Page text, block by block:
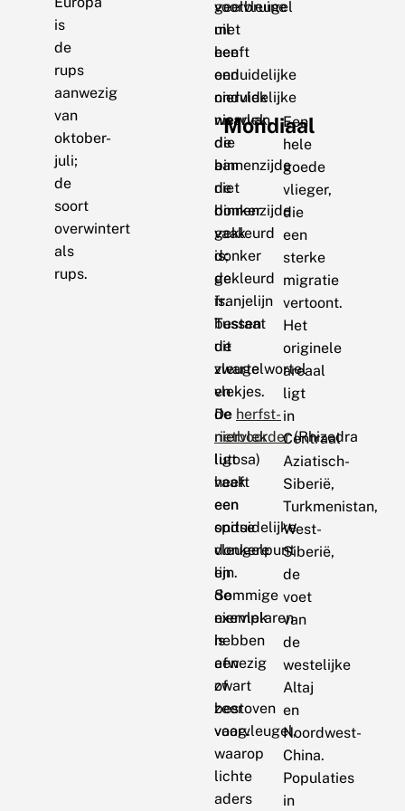
is
de
rups
aanwezig
van
oktober-
juli;
de
soort
overwintert
als
rups.
geelbruine
uil
heeft
een
onduidelijke
niervlek
die
aan
de
binnenzijde
vaak
donker
gekleurd
is.
Tussen
de
vleugelwortel
en
de
niervlek
ligt
vaak
een
onduidelijke
donkere
lijn.
Sommige
exemplaren
hebben
een
zwart
bestoven
voorvleugel,
waarop
lichte
aders
voorvleugel
met
een
onduidelijke
niervlek
waarvan
de
binnenzijde
niet
donker
gekleurd
is;
de
franjelijn
bestaat
uit
zwarte
vlekjes.
De herfst-
rietboorder(Rhizedra
lutosa)
heeft
een
spitse
vleugelpunt
en
de
niervlek
is
afwezig
of
zeer
vaag.
Mondiaal
Een
hele
goede
vlieger,
die
een
sterke
migratie
vertoont.
Het
originele
areaal
ligt
in
Centraal
Aziatisch-
Siberië,
Turkmenistan,
West-
Siberië,
de
voet
van
de
westelijke
Altaj
en
Noordwest-
China.
Populaties
in